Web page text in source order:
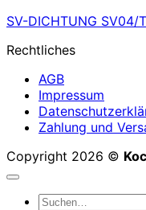
SV-DICHTUNG SV04/
Rechtliches
AGB
Impressum
Zahlung und
Copyright 2026 ©
Suchen